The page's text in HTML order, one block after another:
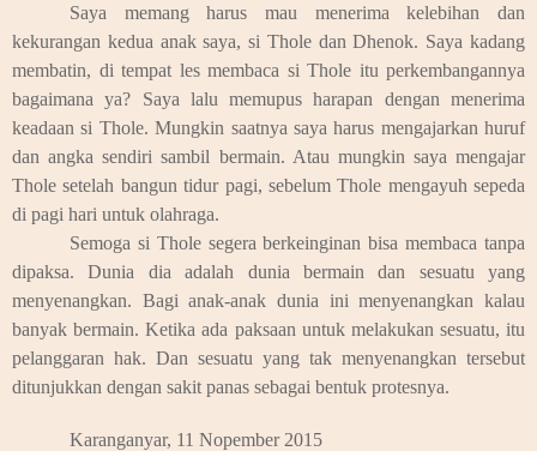
Saya memang harus mau menerima kelebihan dan
kekurangan kedua anak saya, si Thole dan Dhenok. Saya kadang
membatin, di tempat les membaca si Thole itu perkembangannya
bagaimana ya? Saya lalu memupus harapan dengan menerima
keadaan si Thole. Mungkin saatnya saya harus mengajarkan huruf
dan angka sendiri sambil bermain. Atau mungkin saya mengajar
Thole setelah bangun tidur pagi, sebelum Thole mengayuh sepeda
di pagi hari untuk olahraga.
Semoga si Thole segera berkeinginan bisa membaca tanpa
dipaksa. Dunia dia adalah dunia bermain dan sesuatu yang
menyenangkan. Bagi anak-anak dunia ini menyenangkan kalau
banyak bermain. Ketika ada paksaan untuk melakukan sesuatu, itu
pelanggaran hak. Dan sesuatu yang tak menyenangkan tersebut
ditunjukkan dengan sakit panas sebagai bentuk protesnya.
Karanganyar, 11 Nopember 2015